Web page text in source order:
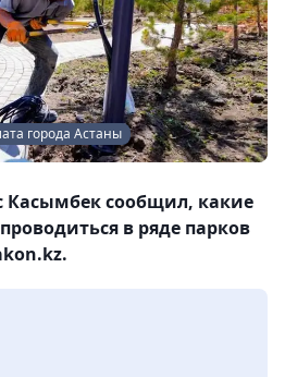
города Астаны
сообщил, какие
в ряде парков